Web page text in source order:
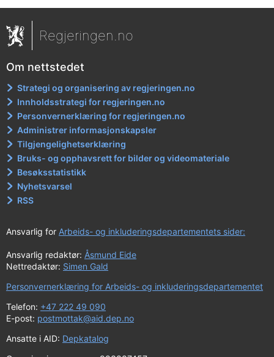
Regjeringen.no
Om nettstedet
Strategi og organisering av regjeringen.no
Innholdsstrategi for regjeringen.no
Personvernerklæring for regjeringen.no
Administrer informasjonskapsler
Tilgjengelighetserklæring
Bruks- og opphavsrett for bilder og videomateriale
Besøksstatistikk
Nyhetsvarsel
RSS
Ansvarlig for Arbeids- og inkluderingsdepartementets sider:
Ansvarlig redaktør: Åsmund Eide
Nettredaktør: Simen Gald
Personvernerklæring for Arbeids- og inkluderingsdepartementet
Telefon: +47 222 49 090
E-post: postmottak@aid.dep.no
Ansatte i AID: Depkatalog